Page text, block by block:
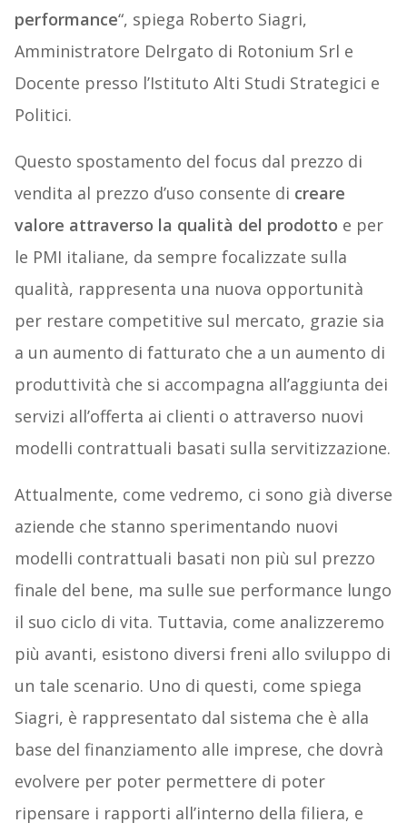
performance“, spiega Roberto Siagri,
Amministratore Delrgato di Rotonium Srl e
Docente presso l’Istituto Alti Studi Strategici e
Politici.
Questo spostamento del focus dal prezzo di
vendita al prezzo d’uso consente di creare
valore attraverso la qualità del prodotto e per
le PMI italiane, da sempre focalizzate sulla
qualità, rappresenta una nuova opportunità
per restare competitive sul mercato, grazie sia
a un aumento di fatturato che a un aumento di
produttività che si accompagna all’aggiunta dei
servizi all’offerta ai clienti o attraverso nuovi
modelli contrattuali basati sulla servitizzazione.
Attualmente, come vedremo, ci sono già diverse
aziende che stanno sperimentando nuovi
modelli contrattuali basati non più sul prezzo
finale del bene, ma sulle sue performance lungo
il suo ciclo di vita. Tuttavia, come analizzeremo
più avanti, esistono diversi freni allo sviluppo di
un tale scenario. Uno di questi, come spiega
Siagri, è rappresentato dal sistema che è alla
base del finanziamento alle imprese, che dovrà
evolvere per poter permettere di poter
ripensare i rapporti all’interno della filiera, e